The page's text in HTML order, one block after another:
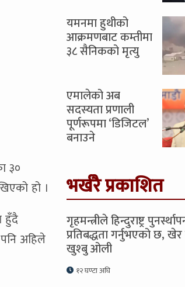
३०
हो ।
हुँदै
अहिले
यमनमा हुथीको
आक्रमणबाट कम्तीमा
३८ सैनिकको मृत्यु
एमालेको अब
सदस्यता प्रणाली
पूर्णरूपमा ‘डिजिटल’
बनाउने
भर्खरै प्रकाशित
गृहमन्त्रीले हिन्दुराष्ट्र
प्रतिबद्धता गर्नुभएको छ,
खुश्बु ओली
१२ घण्टा अघि